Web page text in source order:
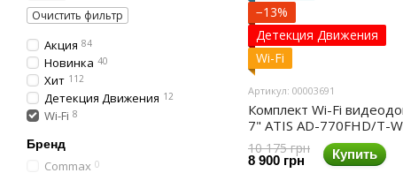
−13%
Детекция Движения
Wi-Fi
Артикул: 00003691
Комплект Wi-Fi
7" ATIS AD-770FHD/T-
поддержкой Tuya Smart
400FHD Black
10 175 грн
8 900 грн Купить
Очистить фильтр
Акция 84
Новинка 40
Хит 112
Детекция Движения 12
Wi-Fi 8
Бренд
Commax 0